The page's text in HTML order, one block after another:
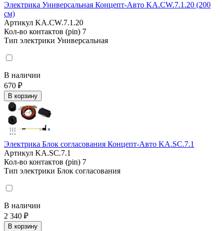
Электрика Универсальная Концепт-Авто KA.CW.7.1.20 (200
см)
Артикул KA.CW.7.1.20
Кол-во контактов (pin) 7
Тип электрики Универсальная
В наличии
670 ₽
В корзину
Электрика Блок согласования Концепт-Авто KA.SC.7.1
Артикул KA.SC.7.1
Кол-во контактов (pin) 7
Тип электрики Блок согласования
В наличии
2 340 ₽
В корзину